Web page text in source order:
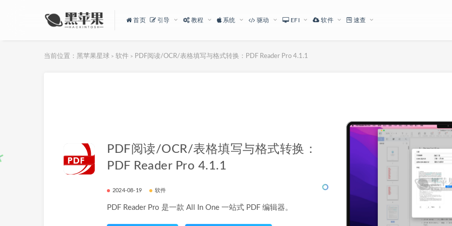
首页 引导 教程 系统 驱动 EFI 软件 速查
当前位置： 黑苹果星球 > 软件 > PDF阅读/OCR/表格填写与格式转换：PDF Reader Pro 4.1.1
PDF阅读/OCR/表格填写与格式转换：
PDF Reader Pro 4.1.1
2024-08-19 软件
PDF Reader Pro 是一款 All In One 一站式 PDF 编辑器。